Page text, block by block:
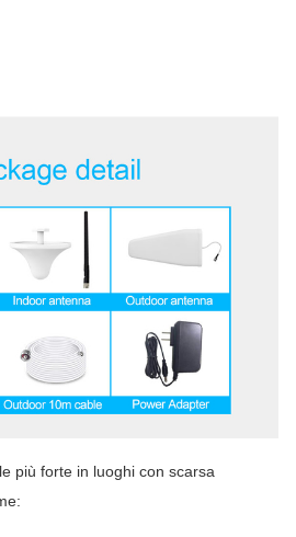
più forte in luoghi con scarsa